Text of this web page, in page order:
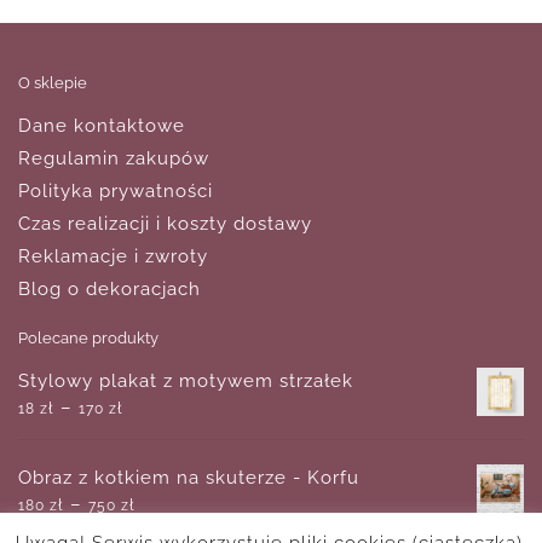
O sklepie
Dane kontaktowe
Regulamin zakupów
Polityka prywatności
Czas realizacji i koszty dostawy
Reklamacje i zwroty
Blog o dekoracjach
Polecane produkty
Stylowy plakat z motywem strzałek
18 zł – 170 zł
Obraz z kotkiem na skuterze - Korfu
180 zł – 750 zł